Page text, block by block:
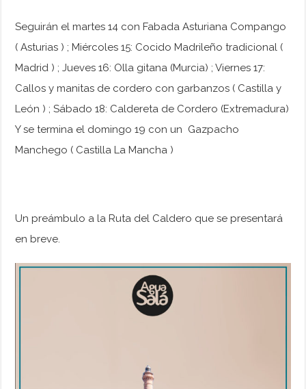
Seguirán el martes 14 con Fabada Asturiana Compango
( Asturias ) ; Miércoles 15: Cocido Madrileño tradicional (
Madrid ) ; Jueves 16: Olla gitana (Murcia) ; Viernes 17:
Callos y manitas de cordero con garbanzos ( Castilla y
León ) ; Sábado 18: Caldereta de Cordero (Extremadura)
Y se termina el domingo 19 con un Gazpacho
Manchego ( Castilla La Mancha )
Un preámbulo a la Ruta del Caldero que se presentará
en breve.